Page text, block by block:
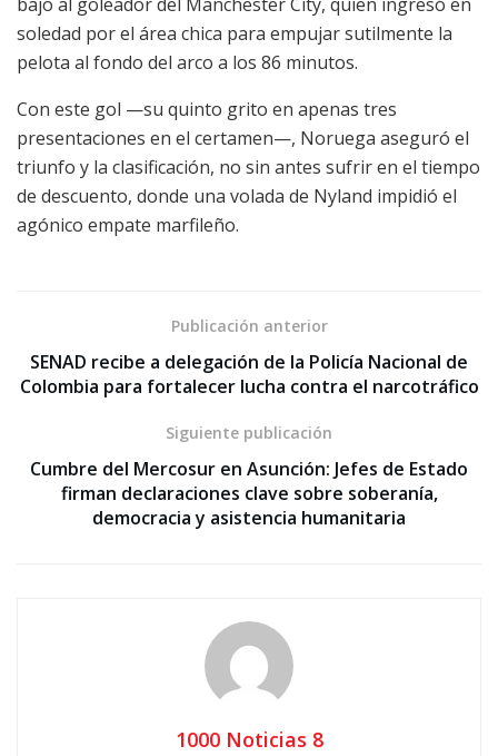
soledad por el área chica para empujar sutilmente la
pelota al fondo del arco a los 86 minutos.
Con este gol —su quinto grito en apenas tres
presentaciones en el certamen—, Noruega aseguró el
triunfo y la clasificación, no sin antes sufrir en el tiempo
de descuento, donde una volada de Nyland impidió el
agónico empate marfileño.
Publicación anterior
SENAD recibe a delegación de la Policía Nacional de
Colombia para fortalecer lucha contra el narcotráfico
Siguiente publicación
Cumbre del Mercosur en Asunción: Jefes de Estado
firman declaraciones clave sobre soberanía,
democracia y asistencia humanitaria
1000 Noticias 8